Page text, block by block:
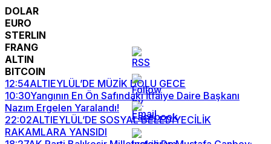
DOLAR
EURO
STERLIN
FRANG
ALTIN
BITCOIN
12:54ALTIEYLÜL’DE MÜZİK DOLU GECE
10:30Yangının En Ön Safındaki İtfaiye Daire Başkanı
Nazım Ergelen Yaralandı!
22:02ALTIEYLÜL’DE SOSYAL BELEDİYECİLİK
RAKAMLARA YANSIDI